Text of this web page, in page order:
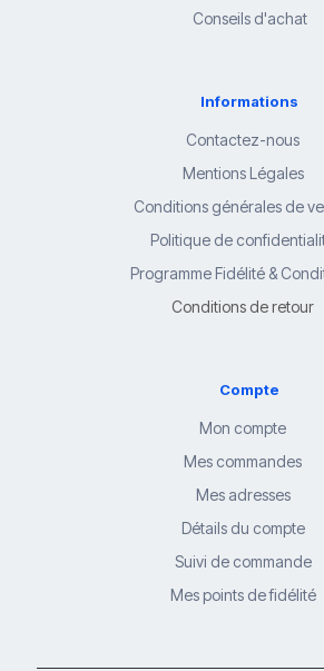
Conseils d'achat
Informations
Contactez-nous
Mentions Légales
Conditions générales de
Politique de
Programme Fidélité &
Conditions de retour
Compte
Mon compte
Mes commandes
Mes adresses
Détails du compte
Suivi de commande
Mes points de fidélité